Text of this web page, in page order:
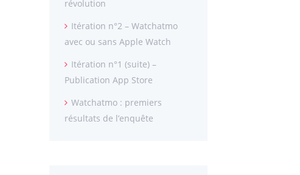
révolution
Itération n°2 – Watchatmo
avec ou sans Apple Watch
Itération n°1 (suite) –
Publication App Store
Watchatmo : premiers
résultats de l’enquête